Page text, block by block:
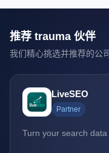
推荐 trauma 伙伴
我们精心挑选并推荐的公
LiveSEO
Partner
Turn your search